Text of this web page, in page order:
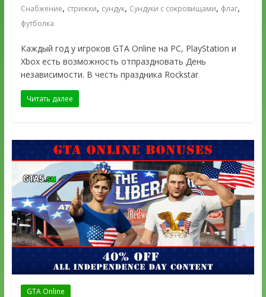
Снабжение, стрижки, сундук, Сундуки с сокровищами, флаг,
футболка
Каждый год у игроков GTA Online на PC, PlayStation и
Xbox есть возможность отпраздновать День
независимости. В честь праздника Rockstar
Читать далее
GTA Online